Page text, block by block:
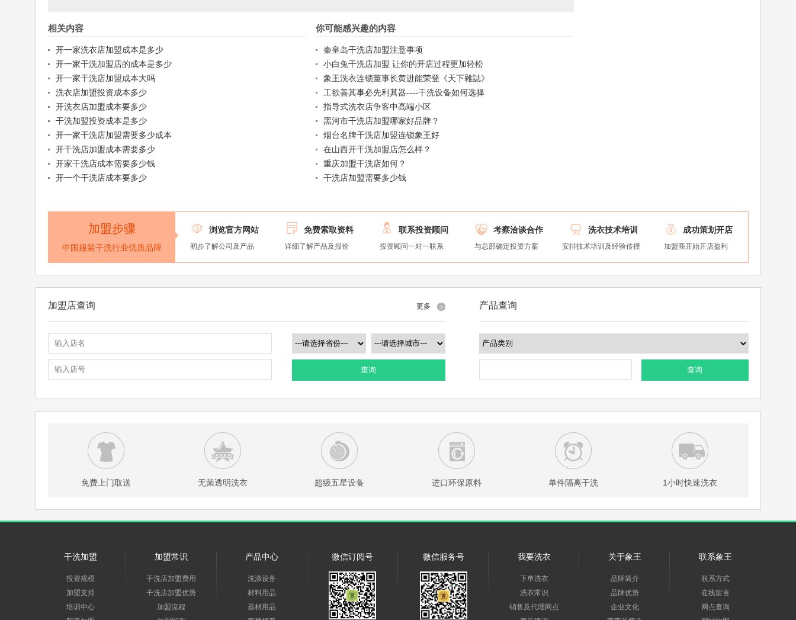
相关内容
开一家洗衣店加盟成本是多少
开一家干洗加盟店的成本是多少
开一家干洗店加盟成本大吗
洗衣店加盟投资成本多少
开洗衣店加盟成本要多少
干洗加盟投资成本是多少
开一家干洗店加盟需要多少成本
开干洗店加盟成本需要多少
开家干洗店成本需要多少钱
开一个干洗店成本要多少
你可能感兴趣的内容
秦皇岛干洗店加盟注意事项
小白兔干洗店加盟 让你的开店过程更加轻松
象王洗衣连锁董事长黄进能荣登《天下雜誌》
工欲善其事必先利其器----干洗设备如何选择
指导式洗衣店争客中高端小区
黑河市干洗店加盟哪家好品牌？
烟台名牌干洗店加盟连锁象王好
在山西开干洗加盟店怎么样？
重庆加盟干洗店如何？
干洗店加盟需要多少钱
加盟步骤
中国服装干洗行业优质品牌
 浏览官方网站
初步了解公司及产品
 免费索取资料
详细了解产品及报价
 联系投资顾问
投资顾问一对一联系
 考察洽谈合作
与总部确定投资方案
 洗衣技术培训
安排技术培训及经验传授
 成功策划开店
加盟商开始开店盈利
加盟店查询 更多
查询
产品查询
查询
免费上门取送 无菌透明洗衣 超级五星设备 进口环保原料 单件隔离干洗 1小时快速洗衣
干洗加盟
投资规模
加盟支持
培训中心
加盟常识
干洗店加盟费用
干洗店加盟优势
加盟流程
产品中心
洗涤设备
材料用品
器材用品
微信订阅号 微信服务号 我要洗衣
下单洗衣
洗衣常识
销售及代理网点
关于象王
品牌简介
品牌优势
企业文化
联系象王
联系方式
在线留言
网点查询